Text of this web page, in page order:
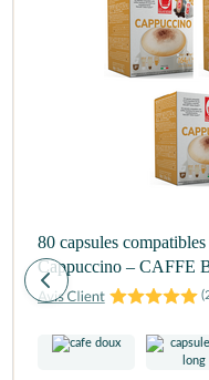
80 capsules
Cappuccino – CAFFE
(